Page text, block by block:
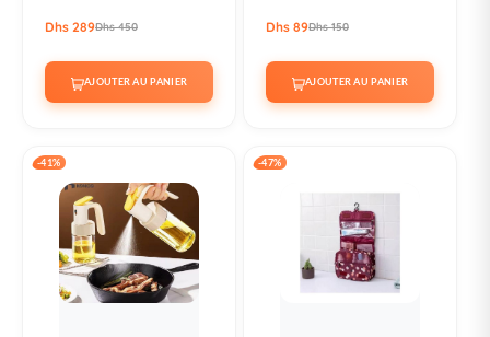
Dhs 289Dhs 450
AJOUTER AU PANIER
Dhs 89Dhs 150
AJOUTER AU PANIER
-41% -47%